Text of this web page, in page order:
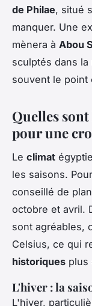
de Philae, situé
manquer. Une
mènera à Abou
sculptés dans la
souvent le point
Quelles
pour une
Le climat
les saisons.
conseillé de
octobre et avril.
sont agréables,
Celsius, ce qui
historiques plus
L'hiver : la
L'hiver,